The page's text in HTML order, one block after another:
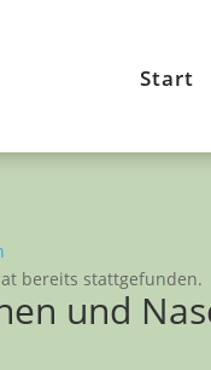
Start
bereits stattgefunden.
und